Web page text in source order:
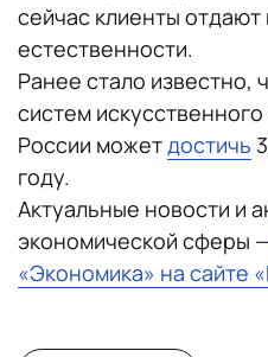
сейчас клиенты
естественности.
Ранее стало известно,
систем
России можетдостичь
году.
Актуальные новости и
экономической сферы
«Экономика» на сайте